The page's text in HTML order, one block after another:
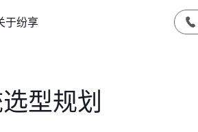
于纷享
型规划